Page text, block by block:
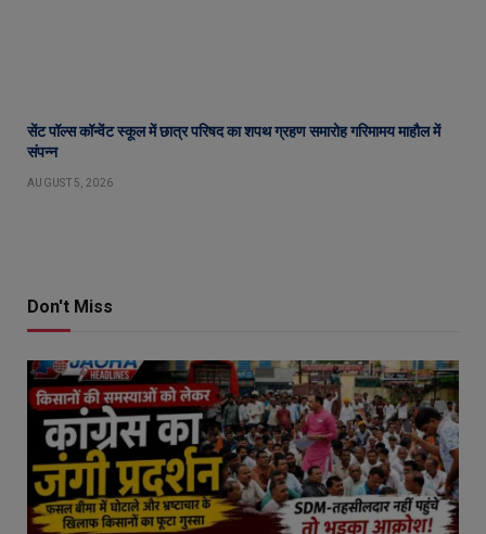
सेंट पॉल्स कॉन्वेंट स्कूल में छात्र परिषद का शपथ ग्रहण समारोह गरिमामय माहौल में
संपन्न
AUGUST 5, 2026
Don't Miss